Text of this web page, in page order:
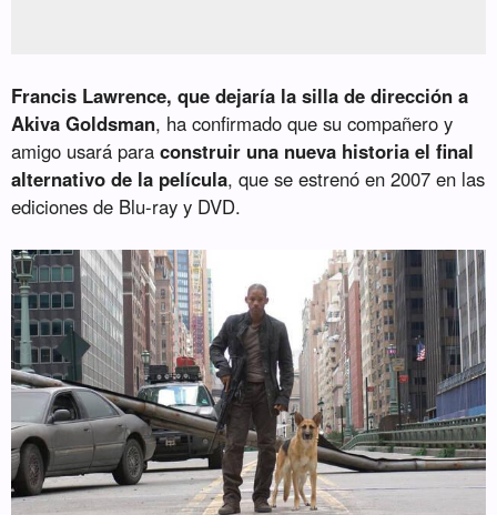
Francis Lawrence, que dejaría la silla de dirección a
Akiva Goldsman, ha confirmado que su compañero y
amigo usará paraconstruir una nueva historia el final
alternativo de la película, que se estrenó en 2007 en las
ediciones de Blu-ray y DVD.